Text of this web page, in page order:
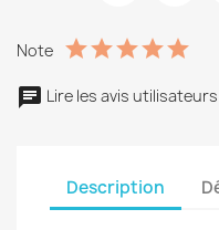
Note
Lire les avis
Description